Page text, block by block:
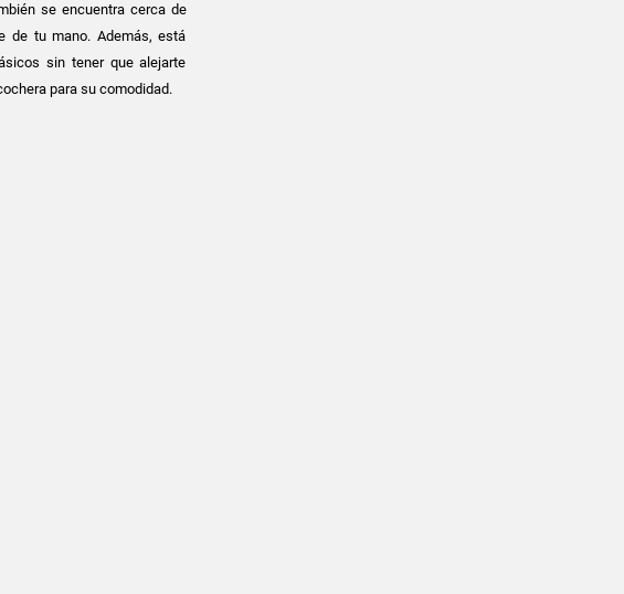
se encuentra cerca de
de tu mano. Además, está
sin tener que alejarte
para su comodidad.